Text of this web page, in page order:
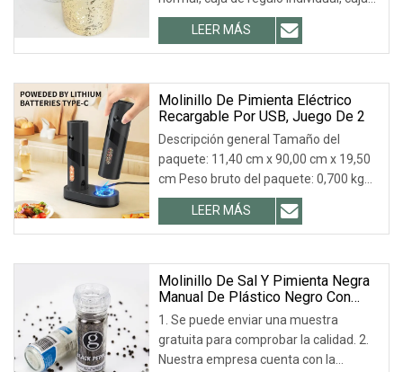
de PVC, caja con ventana, caja de color,
caja blanca, etc. Plazo de entrega: 7-45
días, según solicitud del cliente.
LEER MÁS
Molinillo De Pimienta Eléctrico
Recargable Por USB, Juego De 2
Descripción general Tamaño del
paquete: 11,40 cm x 90,00 cm x 19,50
cm Peso bruto del paquete: 0,700 kg
Especificaciones: Imágenes ¿Por qué
elegirnos? 1) Calidad superior. ¡La
calidad es lo más importante! Nos
LEER MÁS
Molinillo De Sal Y Pimienta Negra
Manual De Plástico Negro Con
Tarro De Vidrio De 100 Ml
1. Se puede enviar una muestra
gratuita para comprobar la calidad. 2.
Nuestra empresa cuenta con la